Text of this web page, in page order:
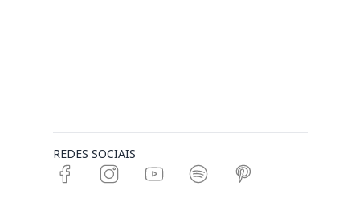
REDES SOCIAIS